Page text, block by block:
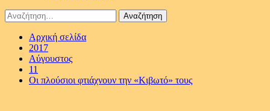
Αναζήτηση
για:
Αρχική σελίδα
2017
Αύγουστος
11
Οι πλούσιοι φτιάχνουν την «Κιβωτό» τους